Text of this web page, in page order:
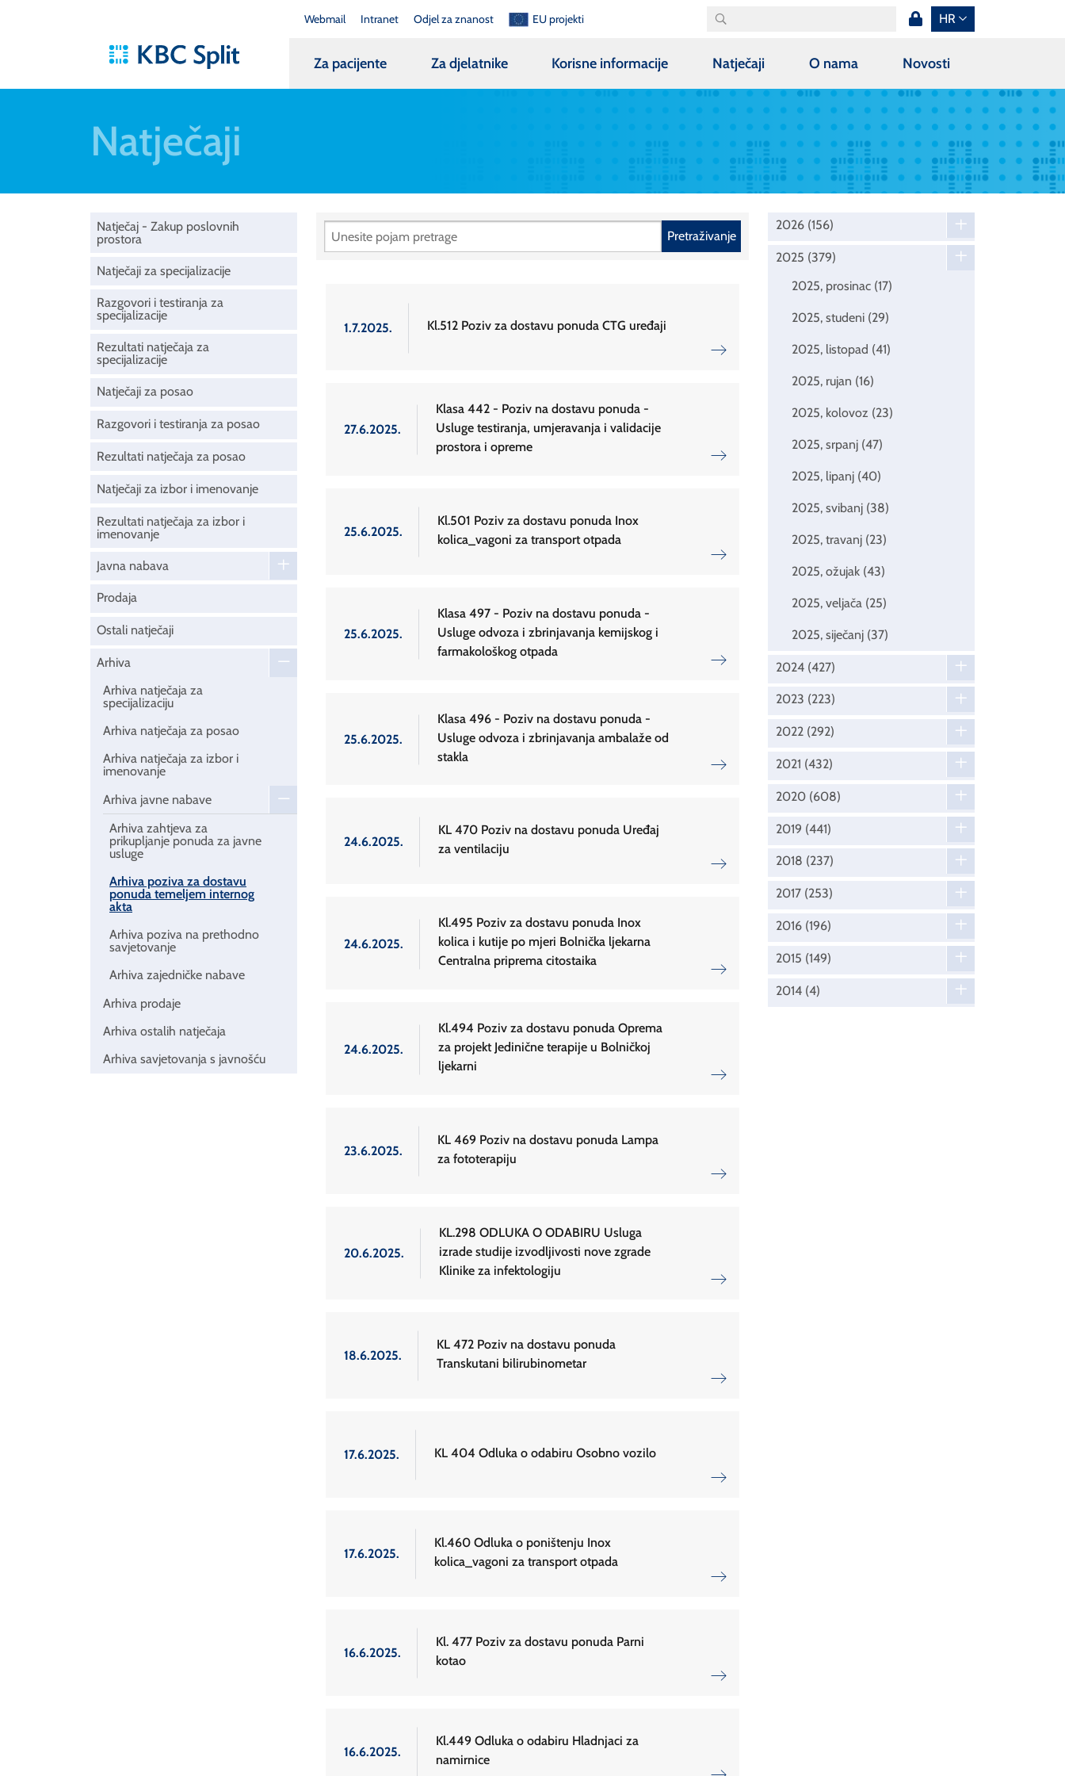
Webmail Intranet Odjel za znanost EU projekti HR
Za pacijente Za djelatnike Korisne informacije Natječaji O nama Novosti
Natječaji
Natječaj - Zakup poslovnih
prostora
Natječaji za specijalizacije
Razgovori i testiranja za
specijalizacije
Rezultati natječaja za
specijalizacije
Natječaji za posao
Razgovori i testiranja za posao
Rezultati natječaja za posao
Natječaji za izbor i imenovanje
Rezultati natječaja za izbor i
imenovanje
Javna nabava
Prodaja
Ostali natječaji
Arhiva
Arhiva natječaja za
specijalizaciju
Arhiva natječaja za posao
Arhiva natječaja za izbor i
imenovanje
Arhiva javne nabave
Arhiva zahtjeva za
prikupljanje ponuda za javne
usluge
Arhiva poziva za dostavu
ponuda temeljem internog
akta
Arhiva poziva na prethodno
savjetovanje
Arhiva zajedničke nabave
Arhiva prodaje
Arhiva ostalih natječaja
Arhiva savjetovanja s javnošću
Pretraživanje
1.7.2025. Kl.512 Poziv za dostavu ponuda CTG uređaji
27.6.2025.
Klasa 442 - Poziv na dostavu ponuda -
Usluge testiranja, umjeravanja i validacije
prostora i opreme
25.6.2025.
Kl.501 Poziv za dostavu ponuda Inox
kolica_vagoni za transport otpada
25.6.2025.
Klasa 497 - Poziv na dostavu ponuda -
Usluge odvoza i zbrinjavanja kemijskog i
farmakološkog otpada
25.6.2025.
Klasa 496 - Poziv na dostavu ponuda -
Usluge odvoza i zbrinjavanja ambalaže od
stakla
24.6.2025.
KL 470 Poziv na dostavu ponuda Uređaj
za ventilaciju
24.6.2025.
Kl.495 Poziv za dostavu ponuda Inox
kolica i kutije po mjeri Bolnička ljekarna
Centralna priprema citostaika
24.6.2025.
Kl.494 Poziv za dostavu ponuda Oprema
za projekt Jedinične terapije u Bolničkoj
ljekarni
23.6.2025.
KL 469 Poziv na dostavu ponuda Lampa
za fototerapiju
20.6.2025.
KL.298 ODLUKA O ODABIRU Usluga
izrade studije izvodljivosti nove zgrade
Klinike za infektologiju
18.6.2025.
KL 472 Poziv na dostavu ponuda
Transkutani bilirubinometar
17.6.2025. KL 404 Odluka o odabiru Osobno vozilo
17.6.2025.
Kl.460 Odluka o poništenju Inox
kolica_vagoni za transport otpada
16.6.2025.
Kl. 477 Poziv za dostavu ponuda Parni
kotao
16.6.2025.
Kl.449 Odluka o odabiru Hladnjaci za
namirnice
2026 (156)
2025 (379)
2025, prosinac (17)
2025, studeni (29)
2025, listopad (41)
2025, rujan (16)
2025, kolovoz (23)
2025, srpanj (47)
2025, lipanj (40)
2025, svibanj (38)
2025, travanj (23)
2025, ožujak (43)
2025, veljača (25)
2025, siječanj (37)
2024 (427)
2023 (223)
2022 (292)
2021 (432)
2020 (608)
2019 (441)
2018 (237)
2017 (253)
2016 (196)
2015 (149)
2014 (4)